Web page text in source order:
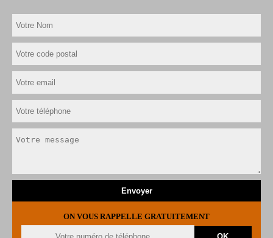
ON VOUS RAPPELLE GRATUITEMENT